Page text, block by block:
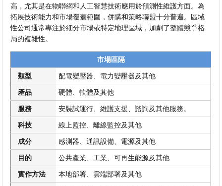
高，尤其是在物聯網和人工智慧技術應用於預測性維護方面。為
拓展技術能力和市場覆蓋範圍，併購和策略聯盟十分普遍。區域
性公司通常專注於細分市場或特定地理區域，加劇了整體競爭格
局的複雜性。
市場區隔
類型 配電變壓器、電力變壓器及其他
產品 硬體、軟體及其他
服務 安裝試運行、維護支援、諮詢及其他服務。
科技 線上監控、離線監控及其他
成分 感測器、通訊設備、電源及其他
目的 公共產業、工業、可再生能源及其他
實作方法 本地部署、雲端部署及其他